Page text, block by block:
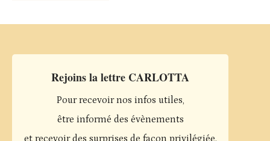
Rejoins la lettre CARLOTTA
Pour recevoir nos infos utiles,
être informé des évènements
et recevoir des surprises de façon privilégiée.